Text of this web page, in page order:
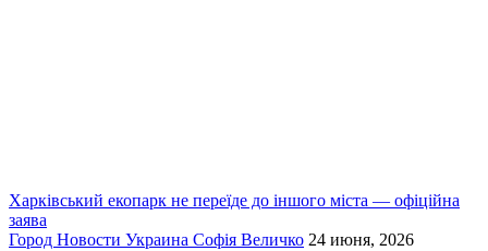
Харківський екопарк не переїде до іншого міста — офіційна
заява
Город Новости Украина Софія Величко 24 июня, 2026